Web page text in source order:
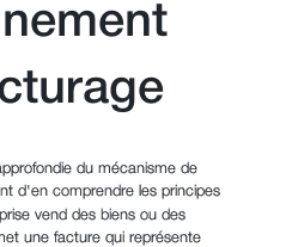
du mécanisme de
d'en comprendre les principes
vend des biens ou des
une facture qui représente